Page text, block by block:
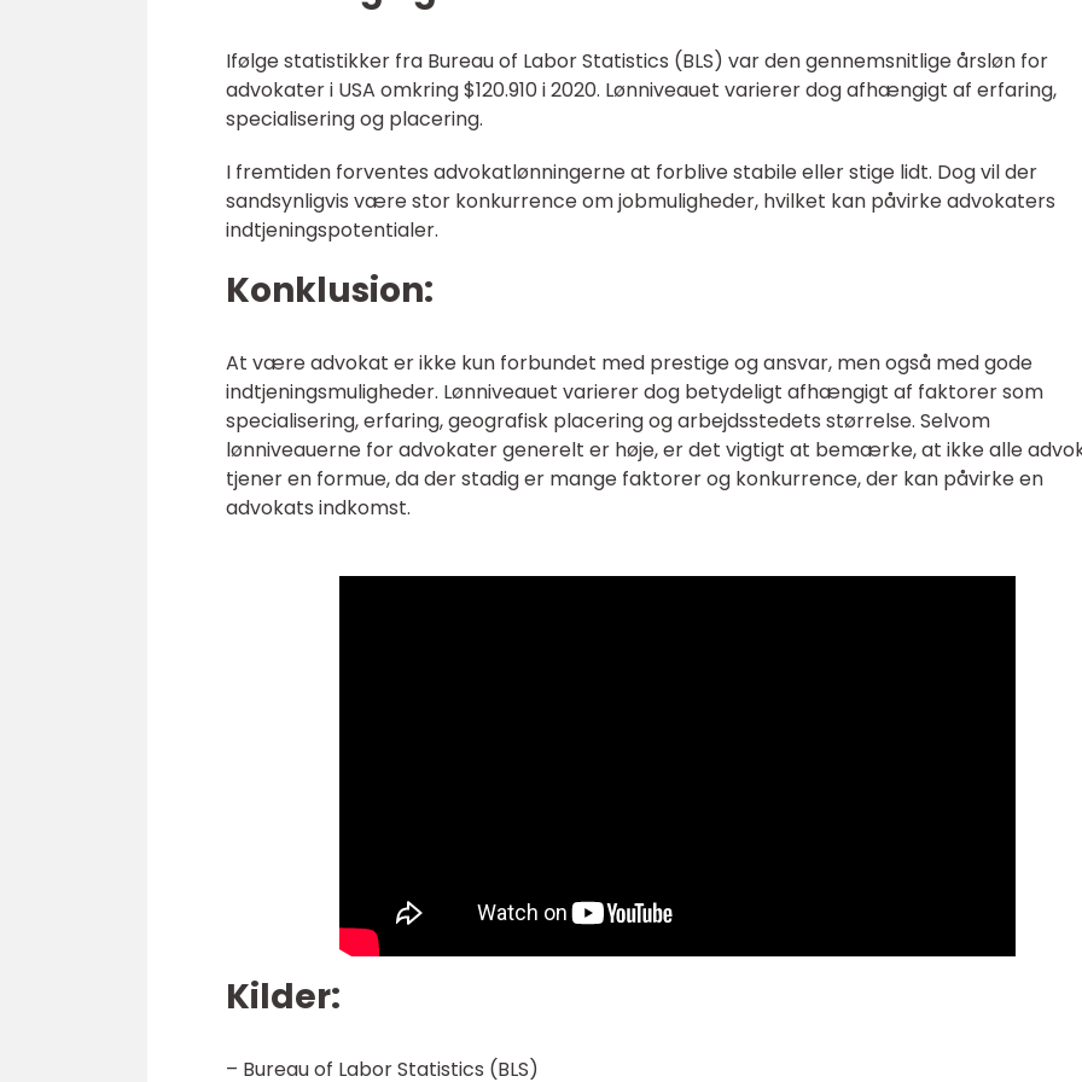
Ifølge statistikker fra Bureau of Labor Statistics (BLS) var den gennemsnitlige årsløn for
advokater i USA omkring $120.910 i 2020. Lønniveauet varierer dog afhængigt af erfaring,
specialisering og placering.
I fremtiden forventes advokatlønningerne at forblive stabile eller stige lidt. Dog vil der
sandsynligvis være stor konkurrence om jobmuligheder, hvilket kan påvirke advokaters
indtjeningspotentialer.
Konklusion:
At være advokat er ikke kun forbundet med prestige og ansvar, men også med gode
indtjeningsmuligheder. Lønniveauet varierer dog betydeligt afhængigt af faktorer som
specialisering, erfaring, geografisk placering og arbejdsstedets størrelse. Selvom
lønniveauerne for advokater generelt er høje, er det vigtigt at bemærke, at ikke alle
tjener en formue, da der stadig er mange faktorer og konkurrence, der kan påvirke en
advokats indkomst.
Kilder:
– Bureau of Labor Statistics (BLS)